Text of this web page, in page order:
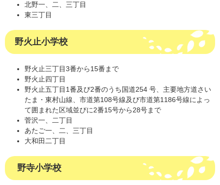
北野一、二、三丁目
東三丁目
野火止小学校
野火止三丁目3番から15番まで
野火止四丁目
野火止五丁目1番及び2番のうち国道254 号、主要地方道さい
たま・東村山線、市道第108号線及び市道第1186号線によっ
て囲まれた区域並びに2番15号から28号まで
菅沢一、二丁目
あたご一、二、三丁目
大和田二丁目
野寺小学校